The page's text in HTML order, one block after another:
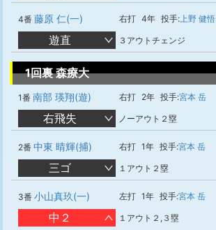
4番 藤原 仁(一) 右打 4年 投手:上野 健悟
遊直 ３アウトチェンジ
1回裏 森療大
1番 南部 瑛翔(遊) 右打 2年 投手:宮本 岳
右飛失 ノーアウト２塁
2番 中東 晴輝(捕) 右打 1年 投手:宮本 岳
三ゴ １アウト２塁
3番 小山真玖(一) 左打 1年 投手:宮本 岳
中２ １アウト２,３塁